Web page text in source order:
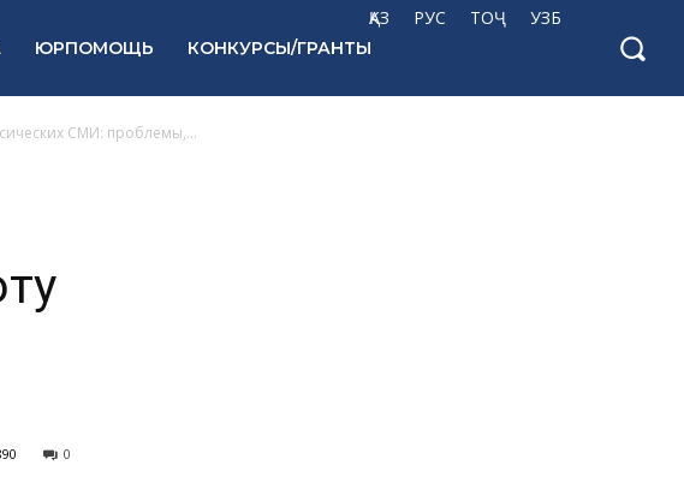
ҚАЗ РУС ТОҶ УЗБ
ЮРПОМОЩЬ КОНКУРСЫ/ГРАНТЫ
СМИ: проблемы,...
0